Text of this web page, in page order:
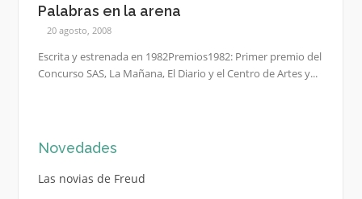
Palabras en la arena
20 agosto, 2008
Escrita y estrenada en 1982Premios1982: Primer premio del
Concurso SAS, La Mañana, El Diario y el Centro de Artes y...
Novedades
Las novias de Freud